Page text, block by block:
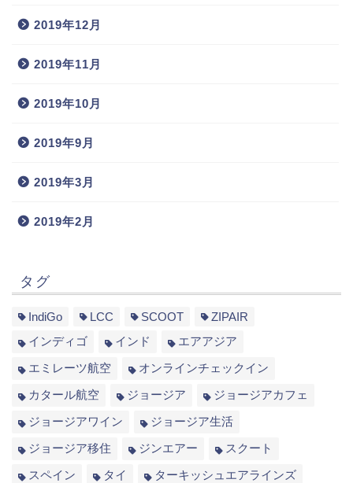
2019年12月
2019年11月
2019年10月
2019年9月
2019年3月
2019年2月
タグ
IndiGo LCC SCOOT
ZIPAIR
インディゴ
インド
エアアジア
エミレーツ航空
オンラインチェックイン
カタール航空
ジョージア
ジョージアカフェ
ジョージアワイン
ジョージア生活
ジョージア移住
ジンエアー
スクート
スペイン
タイ
ターキッシュエアラインズ